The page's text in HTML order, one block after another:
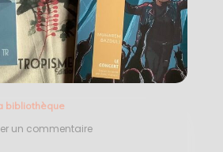
bibliothèque
un commentaireon